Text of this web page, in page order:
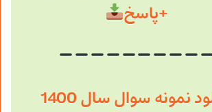
+پاسخ
دانلود نمونه سوال سال 1400